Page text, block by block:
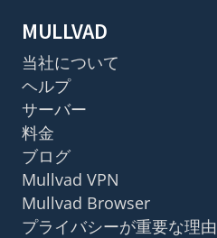
MULLVAD
当社について
ヘルプ
サーバー
料金
ブログ
Mullvad VPN
Mullvad Browser
プライバシーが重要な理由